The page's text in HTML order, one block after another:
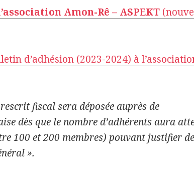
Amon-Rê – ASPEKT
d’adhésion (2023-2024) à
fiscal sera déposée auprès de
dès que le nombre d’adhérents aura
100 et 200 membres) pouvant justifier
».